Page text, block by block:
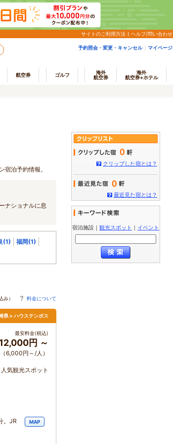
サイトのご利用方法 ヘルプ/問い合わせ
予約照会・変更・キャンセル マイページ
航空券 ゴルフ
海外
航空券
海外
航空券+ホテル
泊予約情報。
ナショナルに息
(1)
福岡(1)
） 料金について
県 > ハウステンボス
最安料金(税込)
12,000円 ～
（6,000円～/人）
気観光スポット
。JR
MAP
0
クリップした宿とは？
0
最近見た宿とは？
宿泊施設 ｜ 観光スポット ｜ イベント